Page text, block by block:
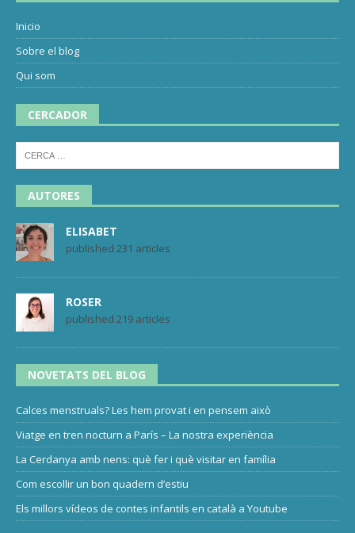
Inicio
Sobre el blog
Qui som
CERCADOR
AUTORES
ELISABET
published 231 articles
ROSER
published 219 articles
NOVETATS DEL BLOG
Calces menstruals? Les hem provat i en pensem això
Viatge en tren nocturn a París – La nostra experiència
La Cerdanya amb nens: què fer i què visitar en família
Com escollir un bon quadern d’estiu
Els millors vídeos de contes infantils en català a Youtube